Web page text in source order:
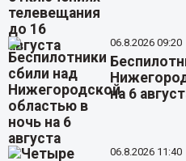
06.8.2026 09:20
на 6
06.8.2026 11:40